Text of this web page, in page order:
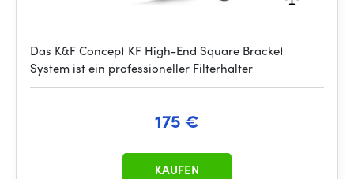
Das K&F Concept KF High-End Square Bracket
System ist ein professioneller Filterhalter
175 €
KAUFEN